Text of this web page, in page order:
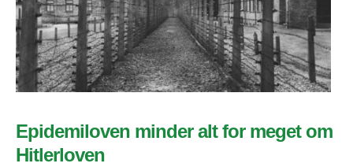
Epidemiloven minder alt for meget om
Hitlerloven